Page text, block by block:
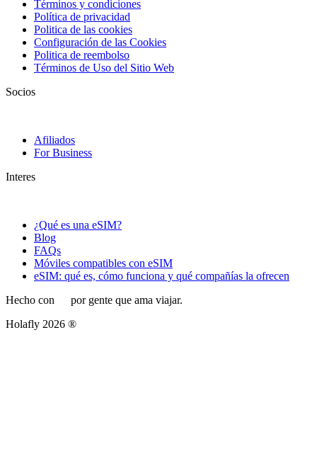
Términos y condiciones
Política de privacidad
Politica de las cookies
Configuración de las Cookies
Politica de reembolso
Términos de Uso del Sitio Web
Socios
Afiliados
For Business
Interes
¿Qué es una eSIM?
Blog
FAQs
Móviles compatibles con eSIM
eSIM: qué es, cómo funciona y qué compañías la ofrecen
Hecho con
por gente que ama viajar.
Holafly 2026 ®